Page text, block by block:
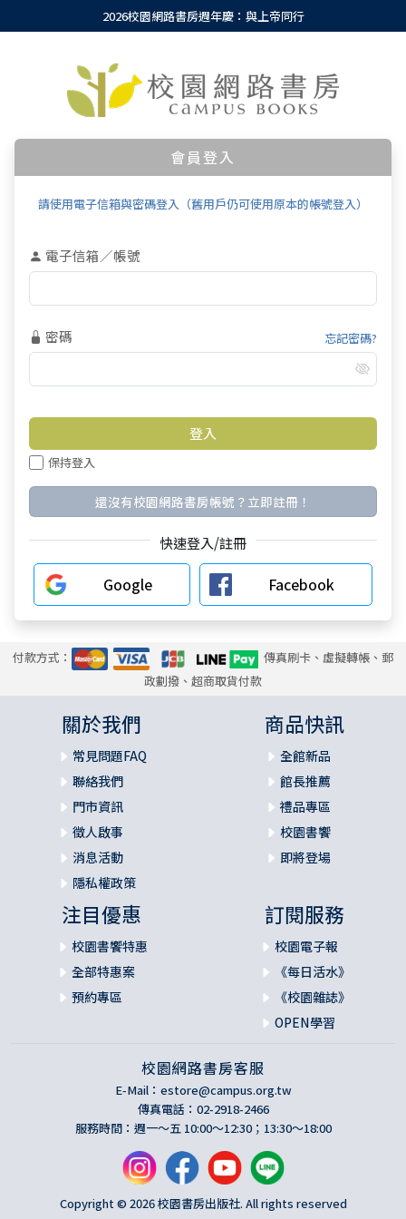
2026校園網路書房週年慶：與上帝同行
會員登入
請使用電子信箱與密碼登入（舊用戶仍可使用原本的帳號登入）
電子信箱／帳號
密碼 忘記密碼?
保持登入
還沒有校園網路書房帳號？立即註冊！
快速登入/註冊
Google Facebook
付款方式：
傳真刷卡、虛擬轉帳、郵
政劃撥、超商取貨付款
關於我們
常見問題FAQ
聯絡我們
門市資訊
徵人啟事
消息活動
隱私權政策
商品快訊
全館新品
館長推薦
禮品專區
校園書饗
即將登場
注目優惠
校園書饗特惠
全部特惠案
預約專區
訂閱服務
校園電子報
《每日活水》
《校園雜誌》
OPEN學習
校園網路書房客服
E-Mail： estore@campus.org.tw
傳真電話：02-2918-2466
服務時間：週一～五 10:00～12:30；13:30～18:00
Copyright © 2026 校園書房出版社. All rights reserved